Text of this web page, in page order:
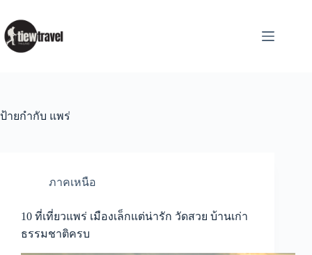
content
ป้ายกำกับ แพร่
ภาคเหนือ
10 ที่เที่ยวแพร่ เมืองเล็กแต่น่ารัก วัดสวย บ้านเก่า
ธรรมชาติครบ